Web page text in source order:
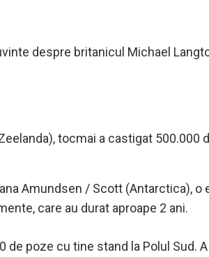
despre britanicul Michael
tocmai a castigat 500.000
Amundsen / Scott (Antarctica), o
care au durat aproape 2 ani.
poze cu tine stand la Polul Sud.